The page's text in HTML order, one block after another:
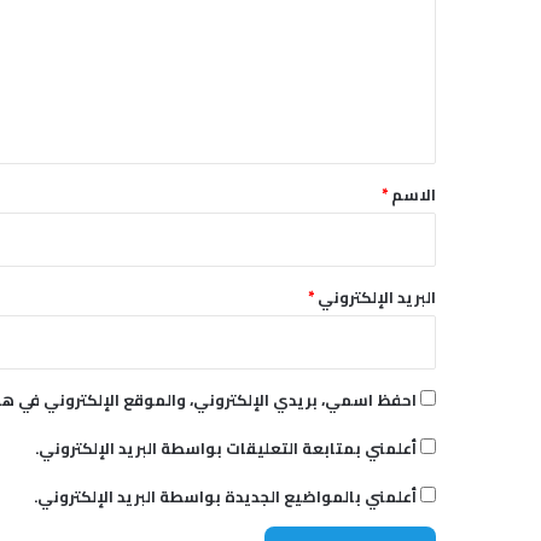
*الاسم*
البريد الإلكتروني*
احفظ اسمي، بريدي الإلكتروني، والموقع الإلكتروني
أعلمني بمتابعة التعليقات بواسطة البريد الإلكتروني.
أعلمني بالمواضيع الجديدة بواسطة البريد الإلكتروني.